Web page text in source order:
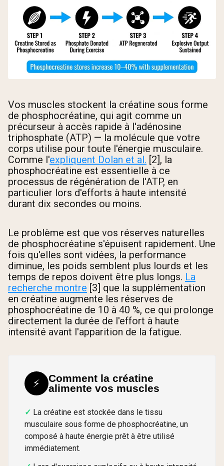
Vos muscles stockent la créatine sous forme
de phosphocréatine, qui agit comme un
précurseur à accès rapide à l'adénosine
triphosphate (ATP) — la molécule que votre
corps utilise pour toute l'énergie musculaire.
Comme l'expliquent Dolan et al. [2], la
phosphocréatine est essentielle à ce
processus de régénération de l'ATP, en
particulier lors d'efforts à haute intensité
durant dix secondes ou moins.
Le problème est que vos réserves naturelles
de phosphocréatine s'épuisent rapidement. Une
fois qu'elles sont vidées, la performance
diminue, les poids semblent plus lourds et les
temps de repos doivent être plus longs. La
recherche montre [3] que la supplémentation
en créatine augmente les réserves de
phosphocréatine de 10 à 40 %, ce qui prolonge
directement la durée de l'effort à haute
intensité avant l'apparition de la fatigue.
⚡
Comment la créatine
alimente vos muscles
La créatine est stockée dans le tissu
musculaire sous forme de phosphocréatine, un
composé à haute énergie prêt à être utilisé
immédiatement.